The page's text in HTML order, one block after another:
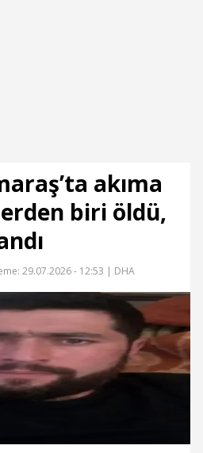
akıma
biri öldü,
29.07.2026 - 12:53 | DHA